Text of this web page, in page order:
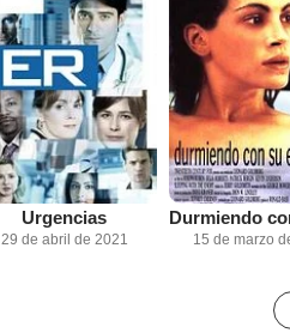
Urgencias
29 de abril de 2021 15 de marzo